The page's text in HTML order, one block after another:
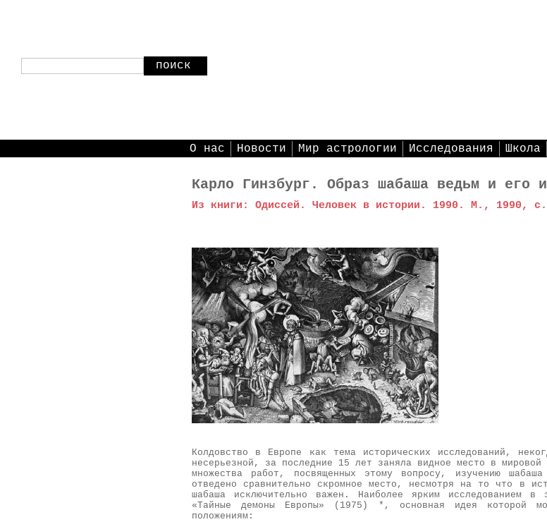
поиск
О нас Новости Мир астрологии Исследования Школа
Карло Гинзбург. Образ шабаша ведьм и его
Из книги: Одиссей. Человек в истории. 1990. М., 1990,
Колдовство в Европе как тема исторических исследований,
несерьезной, за последние 15 лет заняла видное место в мировой
множества работ, посвященных этому вопросу, изучению
отведено сравнительно скромное место, несмотря на то что в
шабаша исключительно важен. Наиболее ярким исследованием
«Тайные демоны Европы» (1975) * , основная идея которой
положениям: